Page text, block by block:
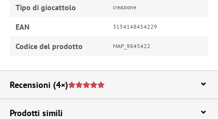
Tipo di giocattolo creazione
EAN 3154148454229
Codice del prodotto MAP_9845422
Recensioni (4×)
Prodotti simili